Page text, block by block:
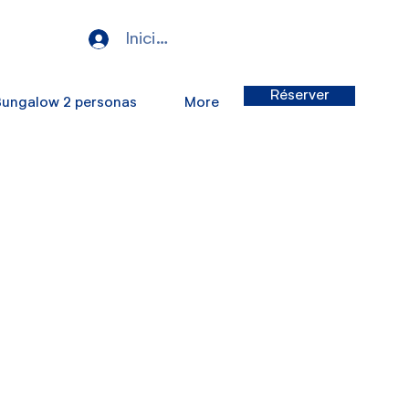
Iniciar sesión
2 personas More Réserver